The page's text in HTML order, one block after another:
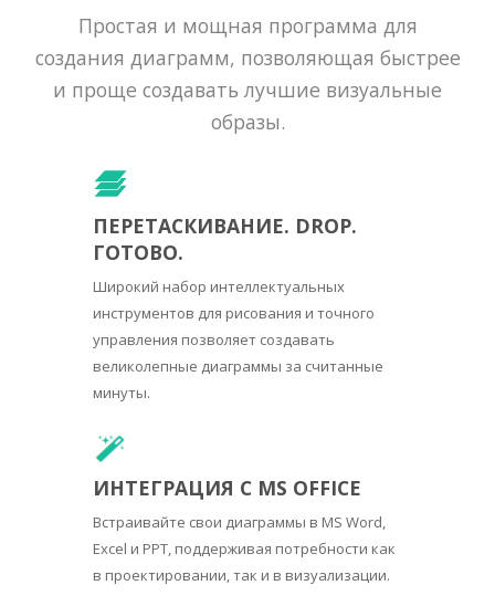
Простая и мощная программа для
создания диаграмм, позволяющая быстрее
и проще создавать лучшие визуальные
образы.
ПЕРЕТАСКИВАНИЕ. DROP.
ГОТОВО.
Широкий набор интеллектуальных
инструментов для рисования и точного
управления позволяет создавать
великолепные диаграммы за считанные
минуты.
ИНТЕГРАЦИЯ С MS OFFICE
Встраивайте свои диаграммы в MS Word,
Excel и PPT, поддерживая потребности как
в проектировании, так и в визуализации.